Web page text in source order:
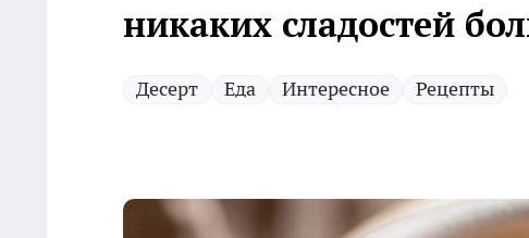
никаких сладостей
Десерт Еда Интересное Рецепты